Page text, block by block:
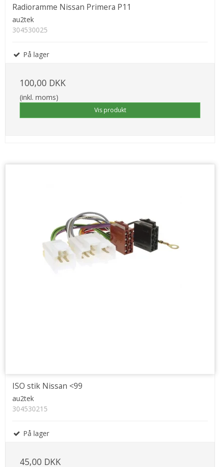
Radioramme Nissan Primera P11
au2tek
304530025
På lager
100,00 DKK
(inkl. moms)
Vis produkt
ISO stik Nissan <99
au2tek
304530215
På lager
45,00 DKK